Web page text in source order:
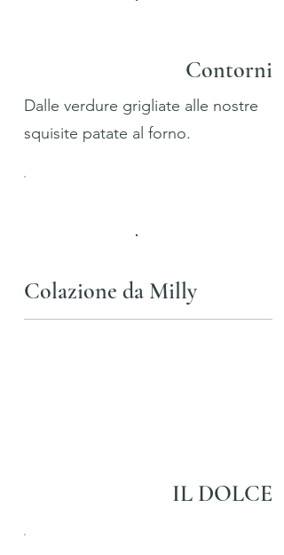
Contorni
Dalle verdure grigliate alle nostre
squisite patate al forno.
Colazione da Milly
IL DOLCE